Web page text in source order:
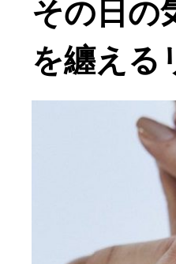
その日の
を纏える